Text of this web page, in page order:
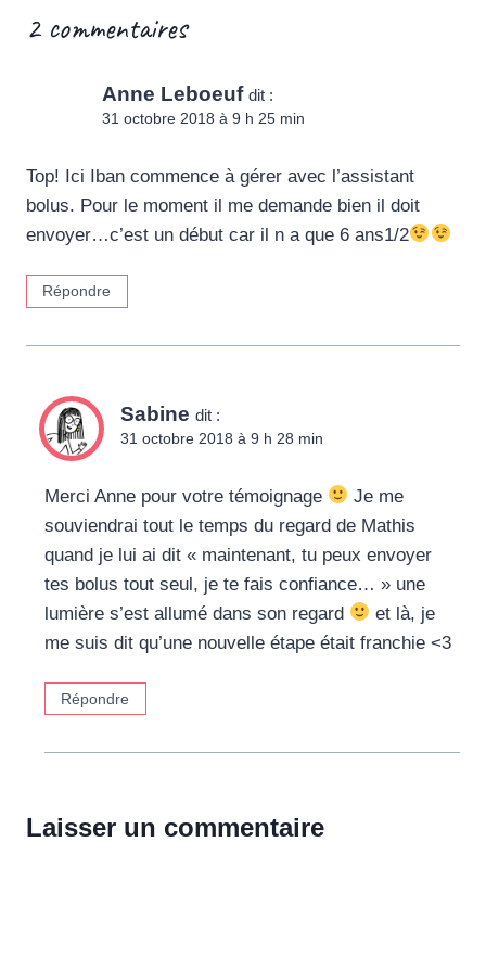
2 commentaires
Anne Leboeuf dit :
31 octobre 2018 à 9 h 25 min
Top! Ici Iban commence à gérer avec l’assistant
bolus. Pour le moment il me demande bien il doit
envoyer…c’est un début car il n a que 6 ans1/2
Répondre
Sabine dit :
31 octobre 2018 à 9 h 28 min
Merci Anne pour votre témoignage
Je me
souviendrai tout le temps du regard de Mathis
quand je lui ai dit « maintenant, tu peux envoyer
tes bolus tout seul, je te fais confiance… » une
lumière s’est allumé dans son regard
et là, je
me suis dit qu’une nouvelle étape était franchie <3
Répondre
Laisser un commentaire